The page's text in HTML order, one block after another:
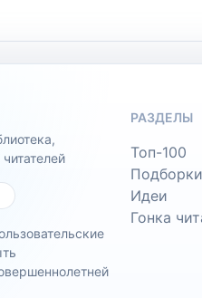
РАЗДЕЛЫ
Топ-100
Подборки
Идеи
Гонка